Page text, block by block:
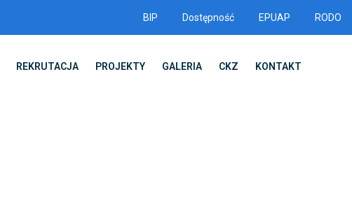
BIP Dostępność EPUAP RODO
REKRUTACJA PROJEKTY GALERIA CKZ KONTAKT